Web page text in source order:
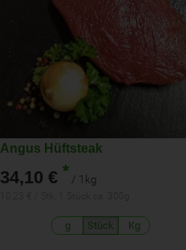
Angus Hüftsteak
34,10 € * / 1kg
g Stück Kg